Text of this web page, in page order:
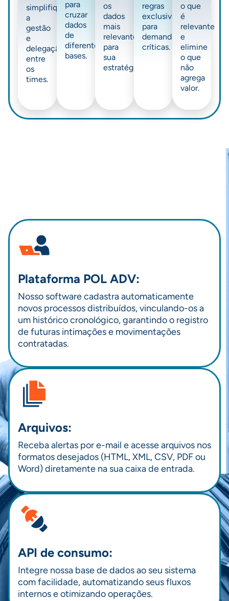
simplifique
a
gestão
e
delegação
entre
os
times.
para
cruzar
dados
de
diferentes
bases.
os
dados
mais
relevantes
para
sua
estratégia.
regras
exclusivas
para
demandas
críticas.
o que
é
relevante
e
elimine
o que
não
agrega
valor.
Plataforma POL ADV:
Nosso software cadastra automaticamente
novos processos distribuídos, vinculando-os a
um histórico cronológico, garantindo o registro
de futuras intimações e movimentações
contratadas.
Arquivos:
Receba alertas por e-mail e acesse arquivos nos
formatos desejados (HTML, XML, CSV, PDF ou
Word) diretamente na sua caixa de entrada.
API de consumo:
Integre nossa base de dados ao seu sistema
com facilidade, automatizando seus fluxos
internos e otimizando operações.